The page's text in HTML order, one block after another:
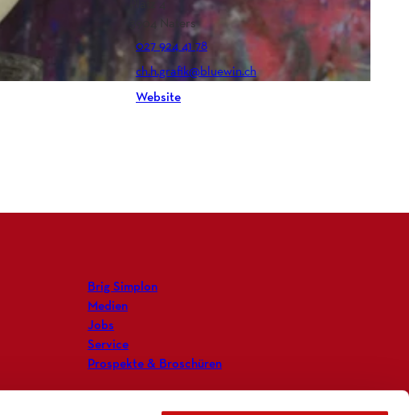
Naters
027 924 41 78
ch.h.grafik@bluewin.ch
Website
Brig Simplon
Medien
Jobs
Service
Prospekte & Broschüren